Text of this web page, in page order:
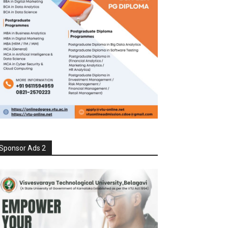
Ads 2